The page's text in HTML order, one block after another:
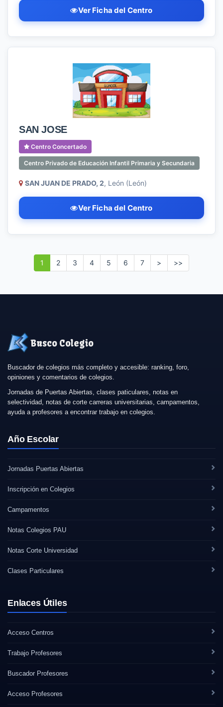
Ver Ficha del Centro
SAN JOSE
Centro Concertado
Centro Privado de Educación Infantil Primaria y Secundaria
SAN JUAN DE PRADO, 2, León (León)
Ver Ficha del Centro
1 2 3 4 5 6 7 > >>
Busco Colegio
Buscador de colegios más completo y accesible: ranking, foro,
opiniones y comentarios de colegios.
Jornadas de Puertas Abiertas, clases paticulares, notas en
selectividad, notas de corte carreras universitarias, campamentos,
ayuda a profesores a encontrar trabajo en colegios.
Año Escolar
Jornadas Puertas Abiertas
Inscripción en Colegios
Campamentos
Notas Colegios PAU
Notas Corte Universidad
Clases Particulares
Enlaces Útiles
Acceso Centros
Trabajo Profesores
Buscador Profesores
Acceso Profesores